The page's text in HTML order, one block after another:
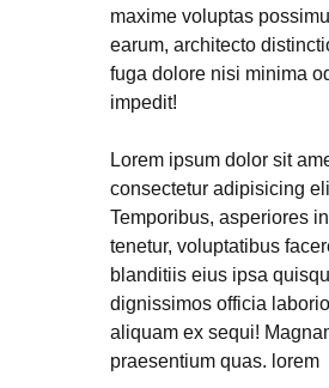
maxime voluptas
earum, architecto
fuga dolore nisi minima
impedit!
Lorem ipsum dolor sit
consectetur adipisicing
Temporibus, asperiores
tenetur, voluptatibus
blanditiis eius ipsa
dignissimos officia
aliquam ex sequi!
praesentium quas. lorem